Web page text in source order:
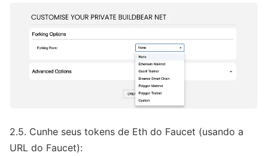
2.5. Cunhe seus tokens de Eth do Faucet (usando a
URL do Faucet):